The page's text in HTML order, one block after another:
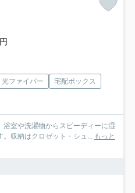
光ファイバー
宅配ボックス
室や洗濯物からスピーディーに湿
収納はクロゼット・シュ... もっと